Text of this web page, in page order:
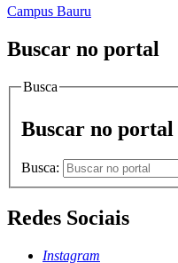
Campus Bauru
Buscar no portal
Busca
Buscar no portal
Busca:
Redes Sociais
Instagram